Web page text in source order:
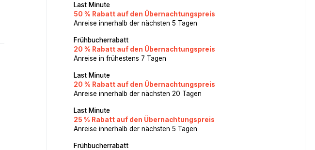
Last Minute
50 % Rabatt auf den Übernachtungspreis
Anreise innerhalb der nächsten 5 Tagen
Frühbucherrabatt
20 % Rabatt auf den Übernachtungspreis
Anreise in frühestens 7 Tagen
Last Minute
20 % Rabatt auf den Übernachtungspreis
Anreise innerhalb der nächsten 20 Tagen
Last Minute
25 % Rabatt auf den Übernachtungspreis
Anreise innerhalb der nächsten 5 Tagen
Frühbucherrabatt